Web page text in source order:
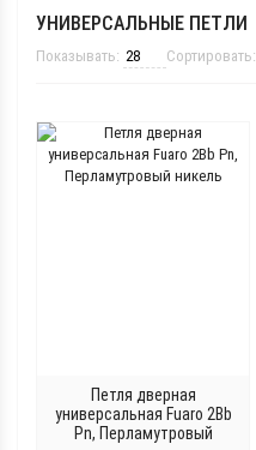
УНИВЕРСАЛЬНЫЕ ПЕТЛИ
Показывать: Сортировать:
Петля дверная
универсальная Fuaro 2Bb
Pn, Перламутровый